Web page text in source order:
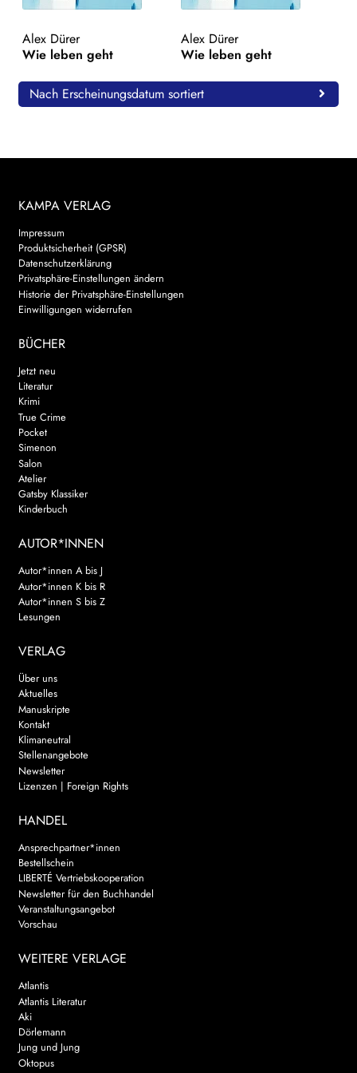
Search:
Alex Dürer
Wie leben geht
Alex Dürer
Wie leben geht
Nach Erscheinungsdatum sortiert
KAMPA VERLAG
Impressum
Produktsicherheit (GPSR)
Datenschutzerklärung
Privatsphäre-Einstellungen ändern
Historie der Privatsphäre-Einstellungen
Einwilligungen widerrufen
BÜCHER
Jetzt neu
Literatur
Krimi
True Crime
Pocket
Simenon
Salon
Atelier
Gatsby Klassiker
Kinderbuch
AUTOR*INNEN
Autor*innen A bis J
Autor*innen K bis R
Autor*innen S bis Z
Lesungen
VERLAG
Über uns
Aktuelles
Manuskripte
Kontakt
Klimaneutral
Stellenangebote
Newsletter
Lizenzen | Foreign Rights
HANDEL
Ansprechpartner*innen
Bestellschein
LIBERTÉ Vertriebskooperation
Newsletter für den Buchhandel
Veranstaltungsangebot
Vorschau
WEITERE VERLAGE
Atlantis
Atlantis Literatur
Aki
Dörlemann
Jung und Jung
Oktopus